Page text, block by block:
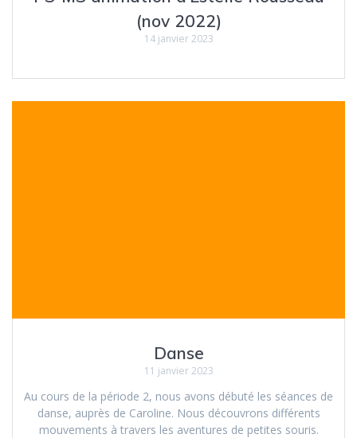
(nov 2022)
14 janvier 2023
Danse
11 janvier 2023
Au cours de la période 2, nous avons débuté les séances de
danse, auprès de Caroline. Nous découvrons différents
mouvements à travers les aventures de petites souris.